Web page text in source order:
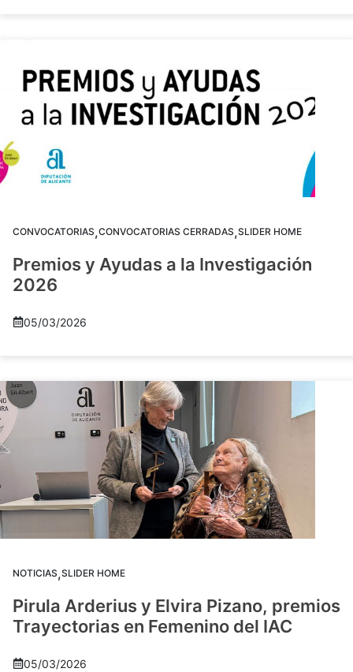
CONVOCATORIAS,CONVOCATORIAS CERRADAS,SLIDER HOME
Premios y Ayudas a la Investigación
2026
05/03/2026
NOTICIAS,SLIDER HOME
Pirula Arderius y Elvira Pizano, premios
Trayectorias en Femenino del IAC
05/03/2026